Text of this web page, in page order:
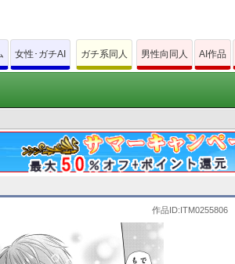
女性･ガチAI ガチ系同人 男性向同人 AI作品
作品ID:ITM0255806